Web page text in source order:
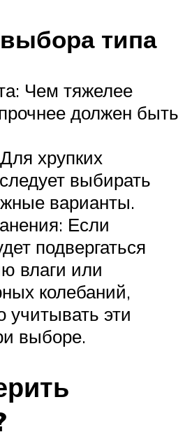
типа
Чем тяжелее
должен быть
хрупких
выбирать
варианты.
Если
подвергаться
влаги или
колебаний,
учитывать эти
выборе.